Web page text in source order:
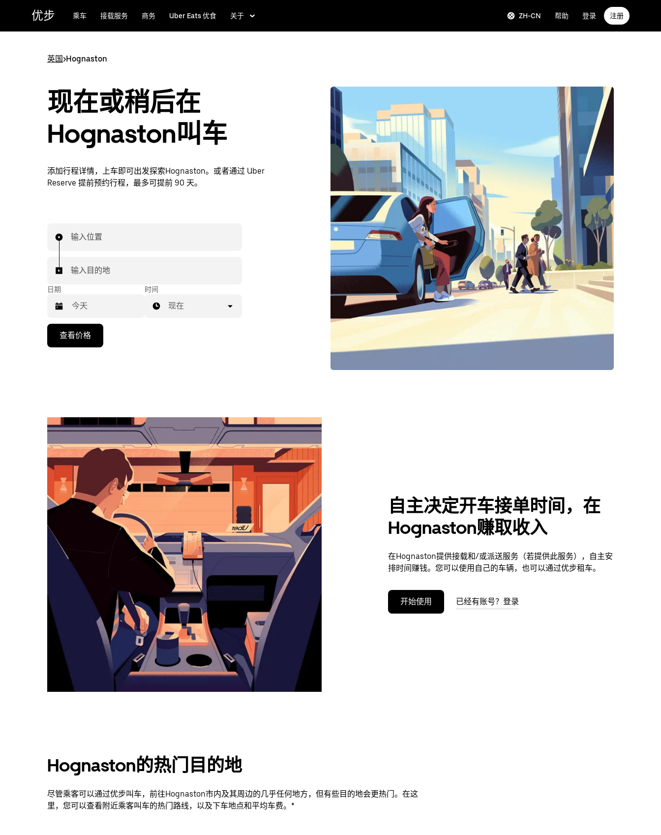
优步 乘车 接载服务 商务 Uber Eats 优食 关于 ZH-CN 帮助 登录 注册
英国>Hognaston
现在或稍后在
Hognaston叫车
添加行程详情，上车即可出发探索Hognaston。或者通过 Uber
Reserve 提前预约行程，最多可提前 90 天。
输入位置
输入目的地
日期
向
览
历
日
期。
退
日
历。
时间
现在
查看价格
自主决定开车接单时间，在
Hognaston赚取收入
在Hognaston提供接载和/或派送服务（若提供此服务），自主安
排时间赚钱。您可以使用自己的车辆，也可以通过优步租车。
开始使用 已经有账号？登录
Hognaston的热门目的地
尽管乘客可以通过优步叫车，前往Hognaston市内及其周边的几乎任何地方，但有些目的地会更热门。在这
里，您可以查看附近乘客叫车的热门路线，以及下车地点和平均车费。*